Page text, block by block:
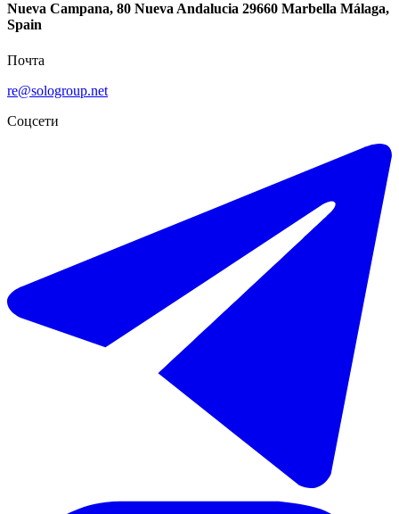
Nueva Campana, 80 Nueva Andalucia 29660 Marbella Málaga,
Spain
Почта
re@sologroup.net
Соцсети